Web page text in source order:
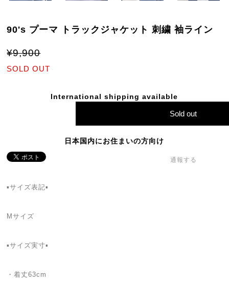
90's プーマ トラックジャケット 刺繍 袖ライン
¥9,900
SOLD OUT
International shipping available
Sold out
日本国内にお住まいの方向け
通報する
▪サイズ表記▪
Mサイズ
▪サイズ実寸▪
・着丈63cm